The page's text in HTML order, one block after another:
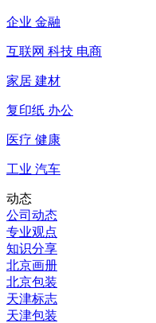
企业 金融
互联网 科技 电商
家居 建材
复印纸 办公
医疗 健康
工业 汽车
动态
公司动态
专业观点
知识分享
北京画册
北京包装
天津标志
天津包装